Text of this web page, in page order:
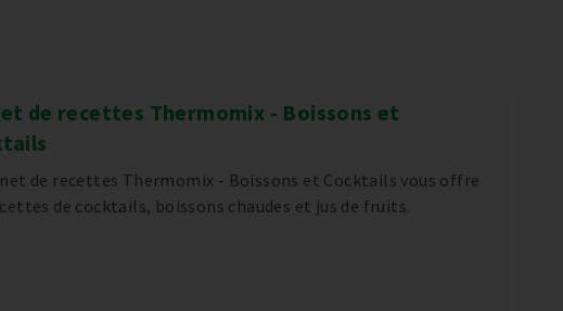
de recettes Thermomix - Boissons et
de recettes Thermomix - Boissons et Cocktails vous offre
de cocktails, boissons chaudes et jus de fruits.